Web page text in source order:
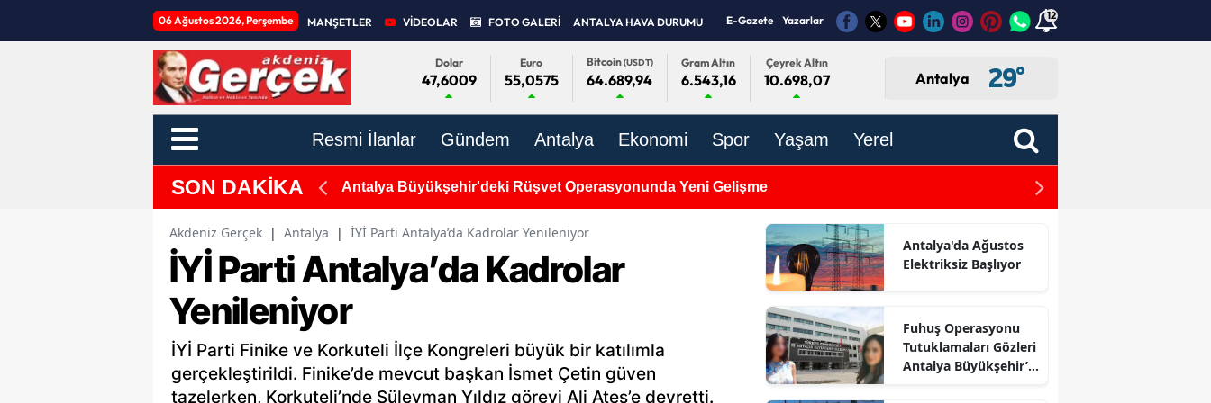
06 Ağustos 2026, Perşembe MANŞETLER VİDEOLAR FOTO GALERİ ANTALYA HAVA DURUMU E-Gazete Yazarlar 12
Dolar
47,6009
Euro
55,0575
Bitcoin(USDT)
64.689,94
Gram Altın
6.543,16
Çeyrek Altın
10.698,07 Antalya 29°
Resmi İlanlar Gündem Antalya Ekonomi Spor Yaşam Yerel
SON DAKİKA Antalya Büyükşehir'deki Rüşvet Operasyonunda Yeni Gelişme Antalya ve 70 İlde
Akdeniz Gerçek | Antalya | İYİ Parti Antalya’da Kadrolar Yenileniyor
İYİ Parti Antalya’da Kadrolar
Yenileniyor
İYİ Parti Finike ve Korkuteli İlçe Kongreleri büyük bir katılımla
gerçekleştirildi. Finike’de mevcut başkan İsmet Çetin güven
tazelerken, Korkuteli’nde Süleyman Yıldız görevi Ali Ateş’e devretti.
Antalya'da Ağustos
Elektriksiz Başlıyor
Fuhuş Operasyonu
Tutuklamaları Gözleri
Antalya Büyükşehir’e